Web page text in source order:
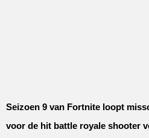
Seizoen 9 van Fortnite loopt
voor de hit battle royale shooter